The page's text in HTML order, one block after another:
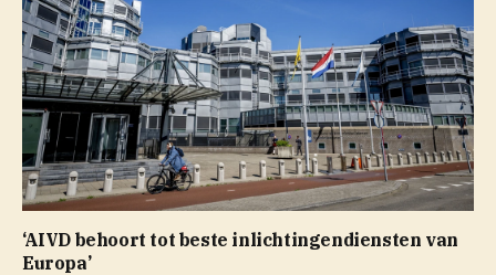
‘AIVD behoort tot beste inlichtingendiensten van
Europa’